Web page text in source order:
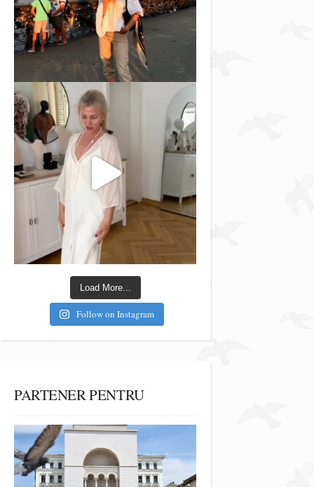
Load More...
Follow on Instagram
PARTENER PENTRU